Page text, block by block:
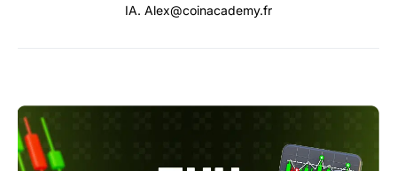
IA. Alex@coinacademy.fr